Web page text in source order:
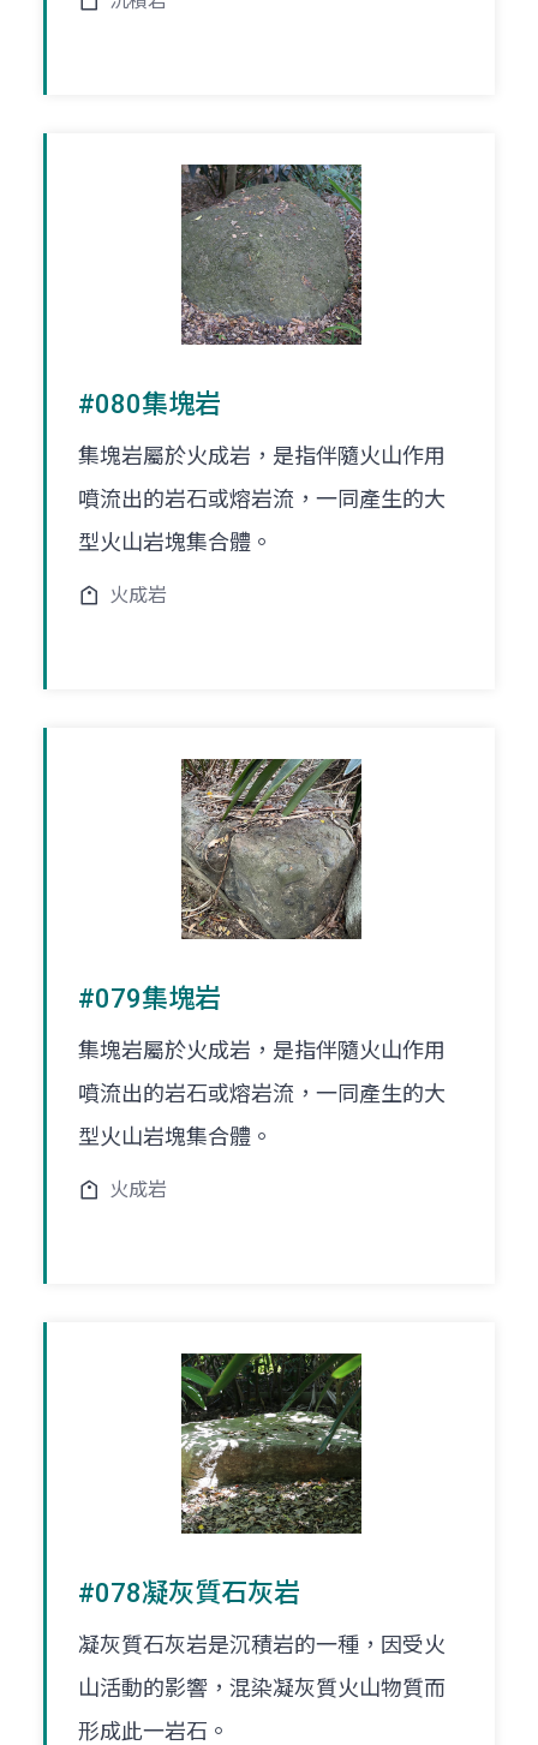
#080集塊岩
集塊岩屬於火成岩，是指伴隨火山作用
噴流出的岩石或熔岩流，一同產生的大
型火山岩塊集合體。
火成岩
#079集塊岩
集塊岩屬於火成岩，是指伴隨火山作用
噴流出的岩石或熔岩流，一同產生的大
型火山岩塊集合體。
火成岩
#078凝灰質石灰岩
凝灰質石灰岩是沉積岩的一種，因受火
山活動的影響，混染凝灰質火山物質而
形成此一岩石。